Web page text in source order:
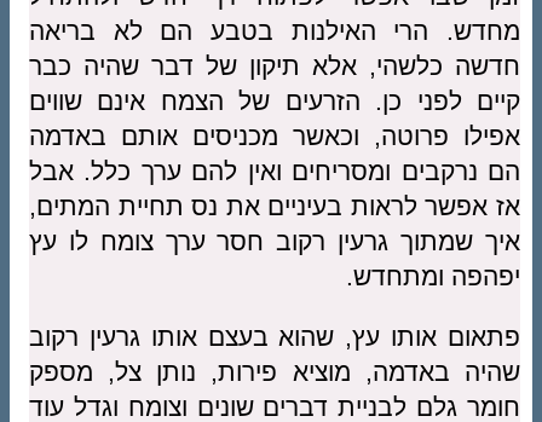
מחדש. הרי האילנות בטבע הם לא בריאה
חדשה כלשהי, אלא תיקון של דבר שהיה כבר
קיים לפני כן. הזרעים של הצמח אינם שווים
אפילו פרוטה, וכאשר מכניסים אותם באדמה
הם נרקבים ומסריחים ואין להם ערך כלל. אבל
אז אפשר לראות בעיניים את נס תחיית המתים,
איך שמתוך גרעין רקוב חסר ערך צומח לו עץ
יפהפה ומתחדש.
פתאום אותו עץ, שהוא בעצם אותו גרעין רקוב
שהיה באדמה, מוציא פירות, נותן צל, מספק
חומר גלם לבניית דברים שונים וצומח וגדל עוד